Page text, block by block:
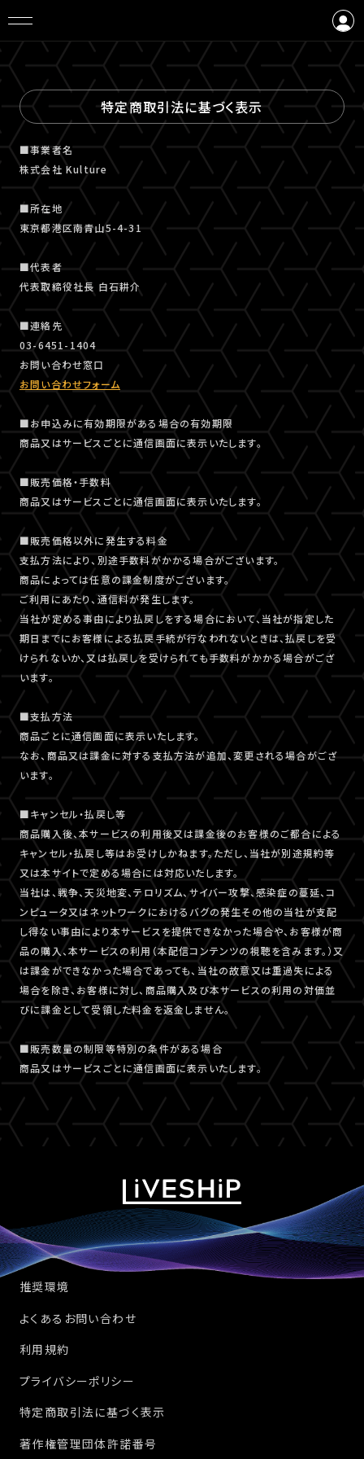
会員登録
特定商取引法に基づく表示
■事業者名
株式会社 Kulture
■所在地
東京都港区南青山5-4-31
■代表者
代表取締役社長 白石耕介
■連絡先
03-6451-1404
お問い合わせ窓口
お問い合わせフォーム
■お申込みに有効期限がある場合の有効期限
商品又はサービスごとに通信画面に表示いたします。
■販売価格・手数料
商品又はサービスごとに通信画面に表示いたします。
■販売価格以外に発生する料金
支払方法により、別途手数料がかかる場合がございます。
商品によっては任意の課金制度がございます。
ご利用にあたり、通信料が発生します。
当社が定める事由により払戻しをする場合において、当社が指定した
期日までにお客様による払戻手続が行なわれないときは、払戻しを受
けられないか、又は払戻しを受けられても手数料がかかる場合がござ
います。
■支払方法
商品ごとに通信画面に表示いたします。
なお、商品又は課金に対する支払方法が追加、変更される場合がござ
います。
■キャンセル・払戻し等
商品購入後、本サービスの利用後又は課金後のお客様のご都合による
キャンセル・払戻し等はお受けしかねます。ただし、当社が別途規約等
又は本サイトで定める場合には対応いたします。
当社は、戦争、天災地変、テロリズム、サイバー攻撃、感染症の蔓延、コ
ンピュータ又はネットワークにおけるバグの発生その他の当社が支配
し得ない事由により本サービスを提供できなかった場合や、お客様が商
品の購入、本サービスの利用（本配信コンテンツの視聴を含みます。）又
は課金ができなかった場合であっても、当社の故意又は重過失による
場合を除き、お客様に対し、商品購入及び本サービスの利用の対価並
びに課金として受領した料金を返金しません。
■販売数量の制限等特別の条件がある場合
商品又はサービスごとに通信画面に表示いたします。
推奨環境
よくあるお問い合わせ
利用規約
プライバシーポリシー
特定商取引法に基づく表示
著作権管理団体許諾番号